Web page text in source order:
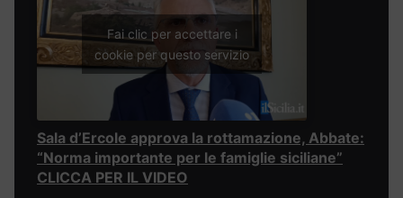
Fai clic per accettare i
cookie per questo servizio
Sala d’Ercole approva la rottamazione, Abbate:
“Norma importante per le famiglie siciliane”
CLICCA PER IL VIDEO